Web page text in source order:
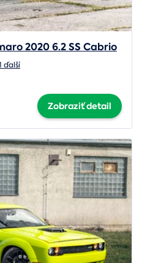
2020 6.2 SS Cabrio
ďalší
Zobraziť detail